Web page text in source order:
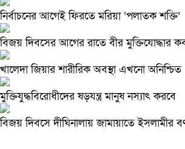
নির্বাচনের আগেই ফিরতে মরিয়া ‘পলাতক শক্তি’
বিজয় দিবসের আগের রাতে বীর
খালেদা জিয়ার শারীরিক অবস্থা এখনো অনিশ্চিত
মুক্তিযুদ্ধবিরোধীদের ষড়যন্ত্র মানুষ নস্যাৎ করবে
বিজয় দিবসে দীঘিনালায় জামায়াতে ইসলামীর